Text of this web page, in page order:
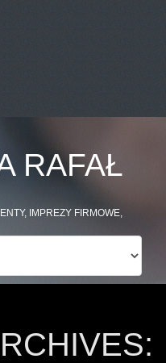
RAFAŁ
IMPREZY FIRMOWE,